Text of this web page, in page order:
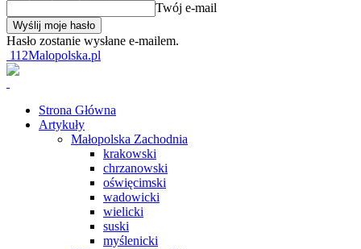
Twój e-mail
Hasło zostanie wysłane e-mailem.
112Malopolska.pl
Strona Główna
Artykuły
Małopolska Zachodnia
krakowski
chrzanowski
oświęcimski
wadowicki
wielicki
suski
myślenicki